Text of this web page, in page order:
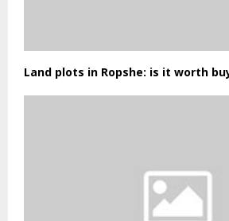
Land plots in Ropshe: is it worth